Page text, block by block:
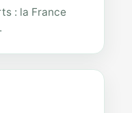
: la France